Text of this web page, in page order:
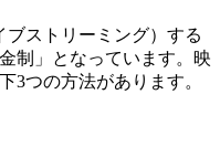
ブストリーミング）する
制」となっています。映
3つの方法があります。